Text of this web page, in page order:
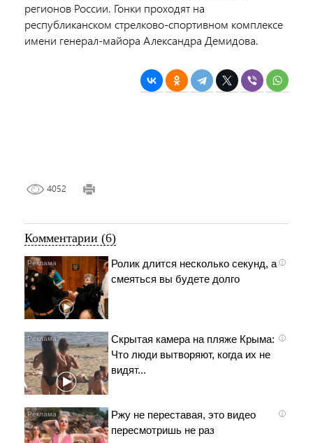
регионов России. Гонки проходят на
республиканском стрелково-спортивном комплексе
имени генерал-майора Александра Демидова.
4052
Комментарии (6)
i
Ролик длится несколько секунд, а
смеяться вы будете долго
i
Скрытая камера на пляже Крыма:
Что люди вытворяют, когда их не
видят...
i
Ржу не переставая, это видео
пересмотришь не раз